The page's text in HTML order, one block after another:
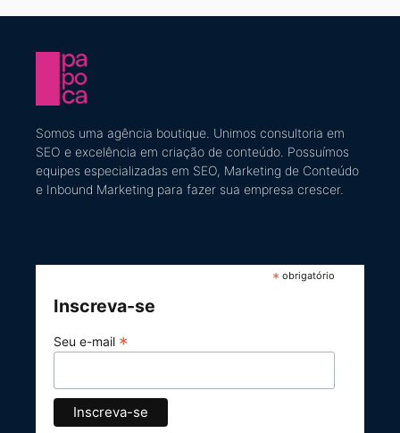
Somos uma agência boutique. Unimos consultoria em
SEO e excelência em criação de conteúdo ​. Possuímos
equipes especializadas em SEO, Marketing de Conteúdo
e Inbound Marketing para fazer sua empresa crescer.
* obrigatório
Inscreva-se
Seu e-mail *